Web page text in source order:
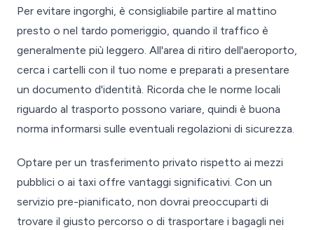
Per evitare ingorghi, è consigliabile partire al mattino
presto o nel tardo pomeriggio, quando il traffico è
generalmente più leggero. All'area di ritiro dell'aeroporto,
cerca i cartelli con il tuo nome e preparati a presentare
un documento d'identità. Ricorda che le norme locali
riguardo al trasporto possono variare, quindi è buona
norma informarsi sulle eventuali regolazioni di sicurezza.
Optare per un trasferimento privato rispetto ai mezzi
pubblici o ai taxi offre vantaggi significativi. Con un
servizio pre-pianificato, non dovrai preoccuparti di
trovare il giusto percorso o di trasportare i bagagli nei